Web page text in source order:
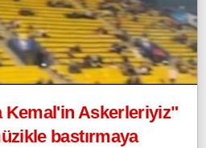
Kemal'in Askerleriyiz"
bastırmaya